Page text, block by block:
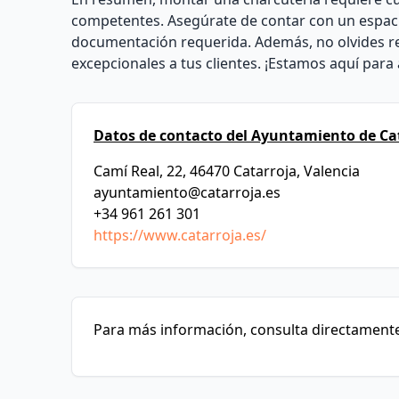
competentes. Asegúrate de contar con un
documentación requerida. Además, no olvides
excepcionales a tus clientes. ¡Estamos aquí
Datos de contacto del Ayuntamiento de
Camí Real, 22, 46470 Catarroja, Valencia
ayuntamiento@catarroja.es
+34 961 261 301
https://www.catarroja.es/
Para más información, consulta